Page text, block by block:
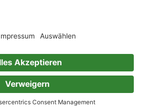
ein gutes Buch